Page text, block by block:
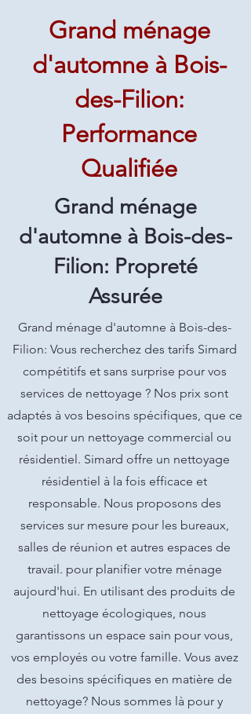
Grand ménage
d'automne à Bois-
des-Filion:
Performance
Qualifiée
Grand ménage
d'automne à Bois-des-
Filion: Propreté
Assurée
Grand ménage d'automne à Bois-des-
Filion: Vous recherchez des tarifs Simard
compétitifs et sans surprise pour vos
services de nettoyage ? Nos prix sont
adaptés à vos besoins spécifiques, que ce
soit pour un nettoyage commercial ou
résidentiel. Simard offre un nettoyage
résidentiel à la fois efficace et
responsable. Nous proposons des
services sur mesure pour les bureaux,
salles de réunion et autres espaces de
travail. pour planifier votre ménage
aujourd'hui. En utilisant des produits de
nettoyage écologiques, nous
garantissons un espace sain pour vous,
vos employés ou votre famille. Vous avez
des besoins spécifiques en matière de
nettoyage? Nous sommes là pour y